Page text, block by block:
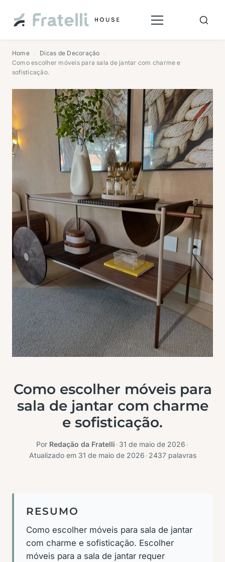
Home Dicas de Decoração
Como escolher móveis para sala de jantar com charme e
sofisticação.
Como escolher móveis para
sala de jantar com charme
e sofisticação.
Por Redação da Fratelli 31 de maio de 2026
Atualizado em 31 de maio de 2026 2437 palavras
RESUMO
Como escolher móveis para sala de jantar
com charme e sofisticação. Escolher
móveis para a sala de jantar requer